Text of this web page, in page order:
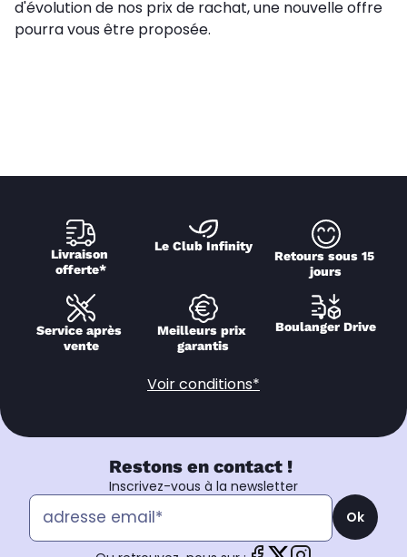
d'évolution de nos prix de rachat, une nouvelle offre
pourra vous être proposée.
Livraison
offerte*
Le Club Infinity
Retours sous 15
jours
Service après
vente
Meilleurs prix
garantis
Boulanger Drive
Voir conditions*
Restons en contact !
Inscrivez-vous à la newsletter
Ok